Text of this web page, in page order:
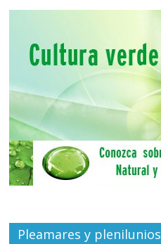
Pleamares y plenilunios